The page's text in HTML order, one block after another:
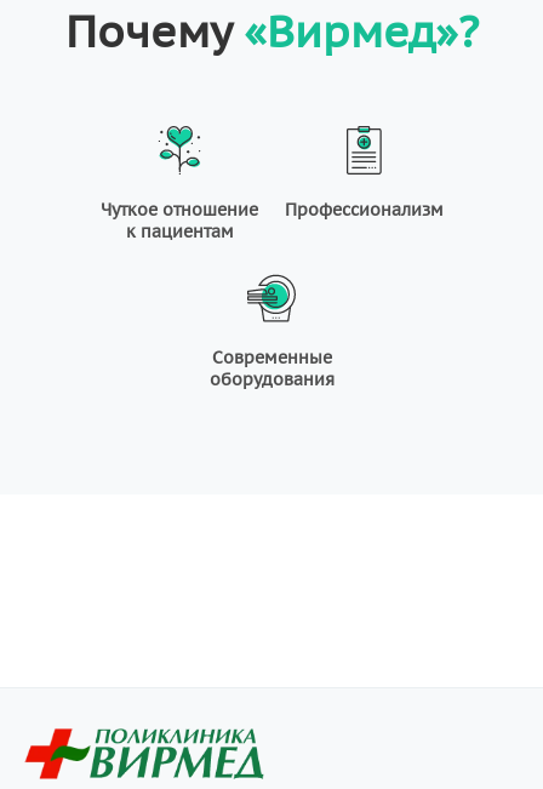
Почему«Вирмед»?
Чуткое отношение
к пациентам
Профессионализм
Современные
оборудования